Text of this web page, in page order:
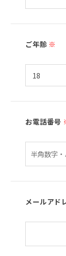
ご年齢 ※
お電話番号
メールアド